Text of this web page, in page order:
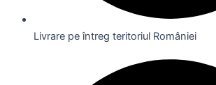
Livrare pe întreg teritoriul României